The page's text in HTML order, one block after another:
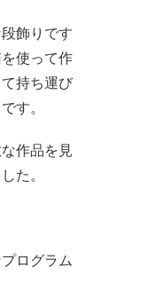
飾りです
使って作
持ち運び
す。
作品を見
た。
ログラム